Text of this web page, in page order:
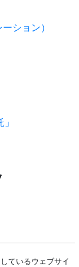
ション）
ているウェブサイ